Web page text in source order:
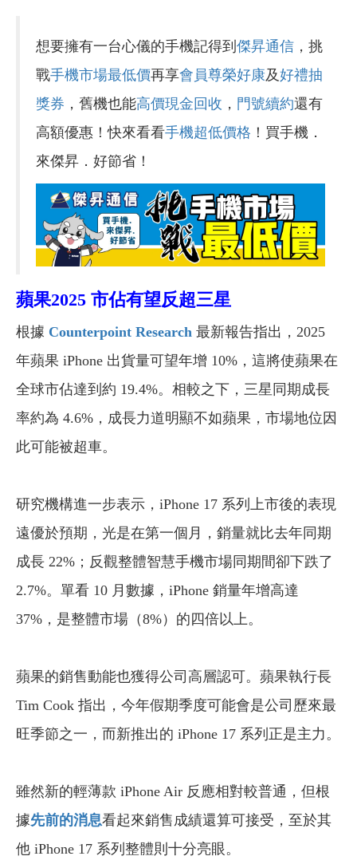
想要擁有一台心儀的手機記得到 傑昇通信 ，挑
戰手機市場最低價再享會員尊榮好康及好禮抽
獎券 ，舊機也能高價現金回收 ， 門號續約還有
高額優惠！快來看看手機超低價格 ！買手機．
來傑昇．好節省！
蘋果2025 市佔有望反超三星
根據 Counterpoint Research 最新報告指出，2025
年蘋果 iPhone 出貨量可望年增 10%，這將使蘋果在
全球市佔達到約 19.4%。相較之下，三星同期成長
率約為 4.6%，成長力道明顯不如蘋果，市場地位因
此可能被超車。
研究機構進一步表示，iPhone 17 系列上市後的表現
遠優於預期，光是在第一個月，銷量就比去年同期
成長 22%；反觀整體智慧手機市場同期間卻下跌了
2.7%。單看 10 月數據，iPhone 銷量年增高達
37%，是整體市場（8%）的四倍以上。
蘋果的銷售動能也獲得公司高層認可。蘋果執行長
Tim Cook 指出，今年假期季度可能會是公司歷來最
旺季節之一，而新推出的 iPhone 17 系列正是主力。
雖然新的輕薄款 iPhone Air 反應相對較普通，但根
據先前的消息看起來銷售成績還算可接受，至於其
他 iPhone 17 系列整體則十分亮眼。